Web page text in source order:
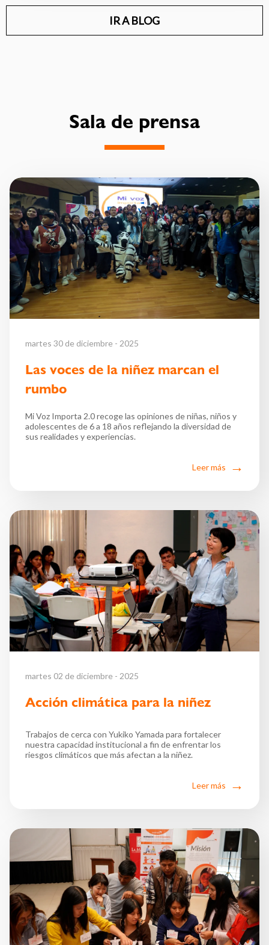
IR A BLOG
Sala de prensa
martes 30 de diciembre - 2025
Las voces de la niñez marcan el
rumbo
Mi Voz Importa 2.0 recoge las opiniones de niñas, niños y
adolescentes de 6 a 18 años reflejando la diversidad de
sus realidades y experiencias.
Leer más
martes 02 de diciembre - 2025
Acción climática para la niñez
Trabajos de cerca con Yukiko Yamada para fortalecer
nuestra capacidad institucional a fin de enfrentar los
riesgos climáticos que más afectan a la niñez.
Leer más